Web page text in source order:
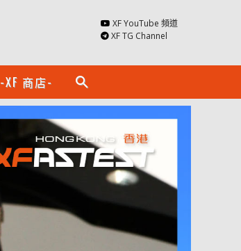
XF YouTube 頻道
XF TG Channel
-XF 商店- search